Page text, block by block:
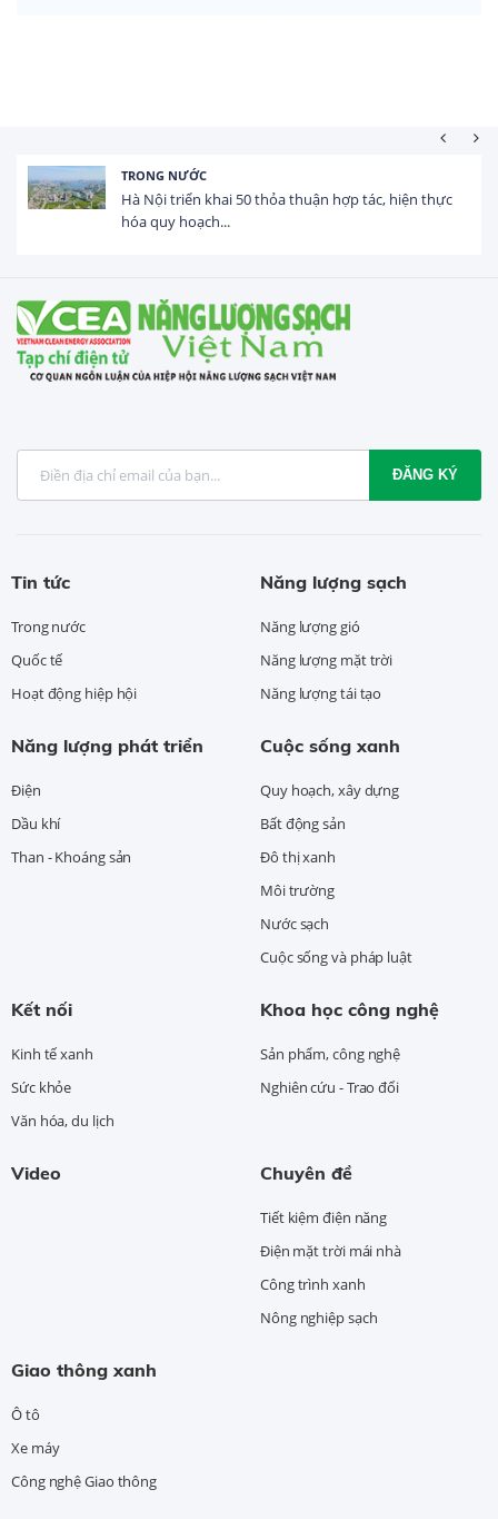
thỏa thuận hợp tác, hiện thực
Tổng vốn FDI đăng
ĐĂNG KÝ
Tin tức
Trong nước
Quốc tế
Hoạt động hiệp hội
Năng lượng sạch
Năng lượng gió
Năng lượng mặt trời
Năng lượng tái tạo
Năng lượng phát triển
Điện
Dầu khí
Than - Khoáng sản
Cuộc sống xanh
Quy hoạch, xây dựng
Bất động sản
Đô thị xanh
Môi trường
Nước sạch
Cuộc sống và pháp luật
Kết nối
Kinh tế xanh
Sức khỏe
Văn hóa, du lịch
Khoa học công nghệ
Sản phẩm, công nghệ
Nghiên cứu - Trao đổi
Video Chuyên đề
Tiết kiệm điện năng
Điện mặt trời mái nhà
Công trình xanh
Nông nghiệp sạch
Giao thông xanh
Ô tô
Xe máy
Công nghệ Giao thông